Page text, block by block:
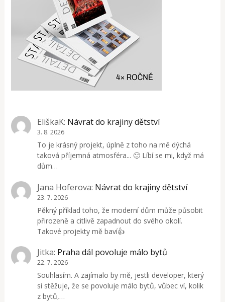
EliškaK: Návrat do krajiny dětství
3. 8. 2026
To je krásný projekt, úplně z toho na mě dýchá
taková příjemná atmosféra... 🙂 Líbí se mi, když má
dům…
Jana Hoferova: Návrat do krajiny dětství
23. 7. 2026
Pěkný příklad toho, že moderní dům může působit
přirozeně a citlivě zapadnout do svého okolí.
Takové projekty mě baví👍
Jitka: Praha dál povoluje málo bytů
22. 7. 2026
Souhlasím. A zajímalo by mě, jestli developer, který
si stěžuje, že se povoluje málo bytů, vůbec ví, kolik
z bytů,…